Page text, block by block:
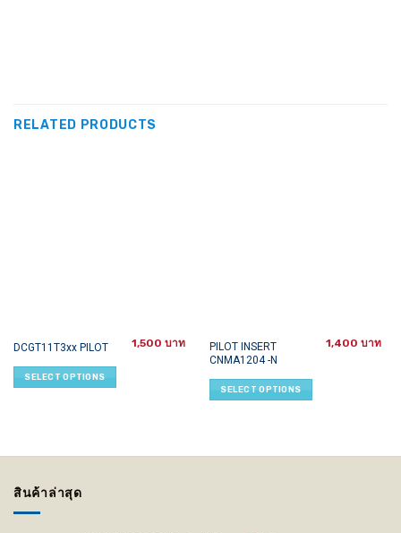
RELATED PRODUCTS
DCGT11T3xx PILOT 1,500
SELECT OPTIONS
This
product
has
chosen
on
PILOT INSERT
CNMA1204 -N
1,400
SELECT OPTIONS
This
product
has
multiple
สินค้าล่าสุด